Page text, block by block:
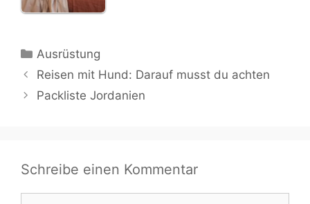
Kategorien
Ausrüstung
Reisen mit Hund: Darauf musst du achten
Packliste Jordanien
Schreibe einen Kommentar